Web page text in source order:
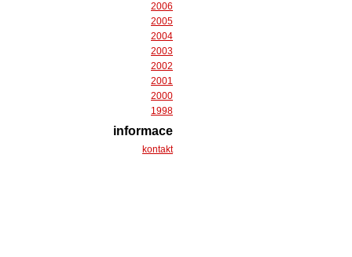
2006
2005
2004
2003
2002
2001
2000
1998
informace
kontakt